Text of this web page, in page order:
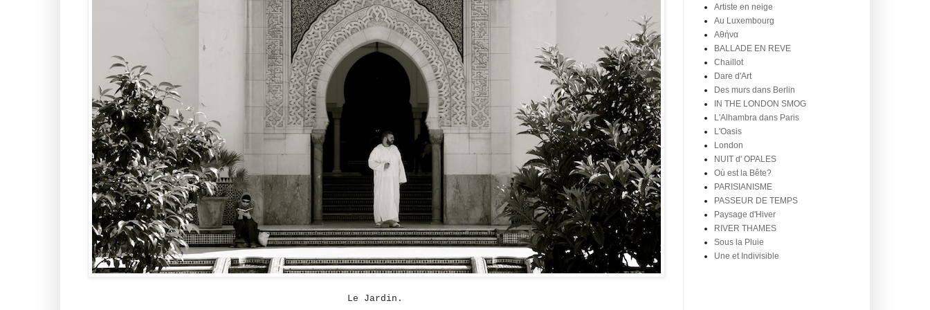
Le Jardin.
Artiste en neige
Au Luxembourg
Aθήνα
BALLADE EN REVE
Chaillot
Dare d'Art
Des murs dans Berlin
IN THE LONDON SMOG
L'Alhambra dans Paris
L'Oasis
London
NUIT d' OPALES
Où est la Bête?
PARISIANISME
PASSEUR DE TEMPS
Paysage d'Hiver
RIVER THAMES
Sous la Pluie
Une et Indivisible